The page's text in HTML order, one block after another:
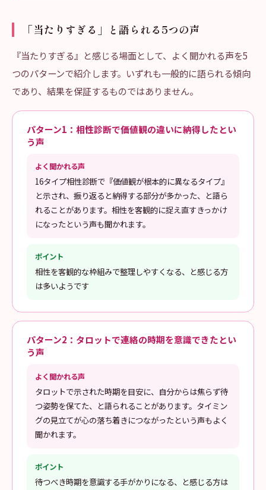
「当たりすぎる」と語られる5つの声
『当たりすぎる』と感じる場面として、よく聞かれる声を5
つのパターンで紹介します。いずれも一般的に語られる傾向
であり、結果を保証するものではありません。
パターン1：相性診断で価値観の違いに納得したとい
う声
よく聞かれる声
16タイプ相性診断で『価値観が根本的に異なるタイプ』
と示され、振り返ると納得する部分が多かった、と語ら
れることがあります。相性を客観的に捉え直すきっかけ
になったという声も聞かれます。
ポイント
相性を客観的な枠組みで整理しやすくなる、と感じる方
は多いようです
パターン2：タロットで連絡の時期を意識できたとい
う声
よく聞かれる声
タロットで示された時期を目安に、自分からは焦らず待
つ姿勢を保てた、と語られることがあります。タイミン
グの見立てが心の落ち着きにつながったという声もよく
聞かれます。
ポイント
待つべき時期を意識する手がかりになる、と感じる方は